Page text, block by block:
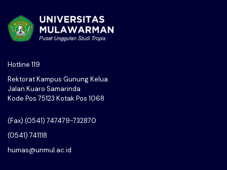
Hotline 119
Rektorat Kampus Gunung Kelua
Jalan Kuaro Samarinda
Kode Pos 75123 Kotak Pos 1068
(Fax) (0541) 747479-732870
(0541) 741118
humas@unmul.ac.id